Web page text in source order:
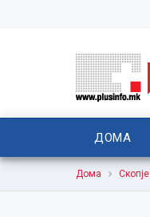
ДОМА
Дома Скопје